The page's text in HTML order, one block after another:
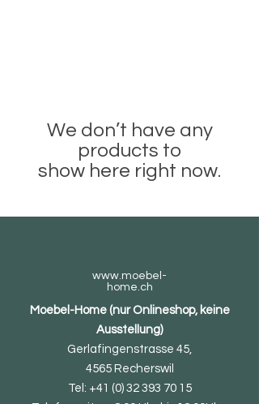
We don’t have any
products to
show here right now.
www.moebel-
home.ch
Moebel-Home (nur Onlineshop, keine
Ausstellung)
Gerlafingenstrasse 45,
4565 Recherswil
Tel: +41 (0) 32 393 70 15